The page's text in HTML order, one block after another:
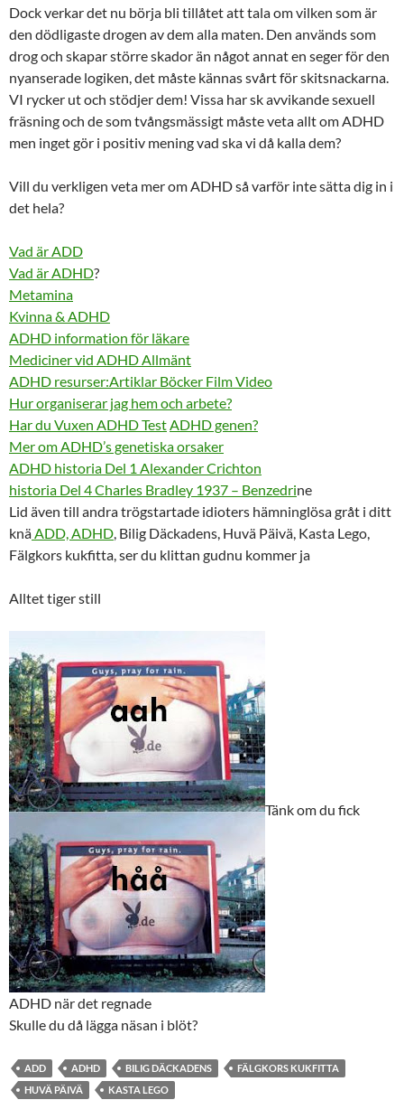
Dock verkar det nu börja bli tillåtet att tala om vilken som är
den dödligaste drogen av dem alla maten. Den används som
drog och skapar större skador än något annat en seger för den
nyanserade logiken, det måste kännas svårt för skitsnackarna.
VI rycker ut och stödjer dem! Vissa har sk avvikande sexuell
fräsning och de som tvångsmässigt måste veta allt om ADHD
men inget gör i positiv mening vad ska vi då kalla dem?
Vill du verkligen veta mer om ADHD så varför inte sätta dig in i
det hela?
Vad är ADD
Vad är ADHD?
Metamina
Kvinna & ADHD
ADHD information för läkare
Mediciner vid ADHD Allmänt
ADHD resurser:Artiklar Böcker Film Video
Hur organiserar jag hem och arbete?
Har du Vuxen ADHD TestADHD genen?
Mer om ADHD’s genetiska orsaker
ADHD historia Del 1 Alexander Crichton
historia Del 4 Charles Bradley 1937 – Benzedrine
Lid även till andra trögstartade idioters hämninglösa gråt i ditt
knäADD, ADHD, Bilig Däckadens, Huvä Päivä, Kasta Lego,
Fälgkors kukfitta, ser du klittan gudnu kommer ja
Alltet tiger still
Tänk om du fick
ADHD när det regnade
Skulle du då lägga näsan i blöt?
ADD ADHD BILIG DÄCKADENS
FÄLGKORS KUKFITTA
HUVÄ PÄIVÄ
KASTA LEGO